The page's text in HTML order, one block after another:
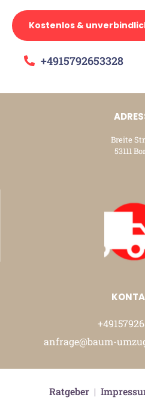
Kostenlos &
+4915792653328
Breite
53111
anfrage@baum-
Ratgeber|